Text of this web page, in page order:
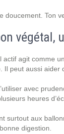
doucement. Ton
végétal,
actif agit comme
Il peut aussi aider
avec
heures
surtout aux
digestion.